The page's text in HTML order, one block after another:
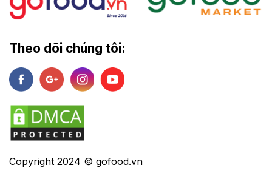
Theo dõi chúng tôi:
Copyright 2024 © gofood.vn